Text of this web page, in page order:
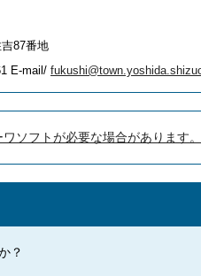
87番地
E-mail/
ソフトが必要な場合があります
？